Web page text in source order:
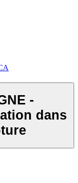
-
dans